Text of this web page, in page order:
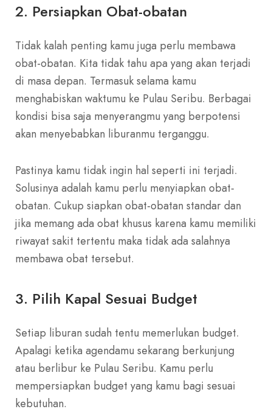
2. Persiapkan Obat-obatan
Tidak kalah penting kamu juga perlu membawa
obat-obatan. Kita tidak tahu apa yang akan terjadi
di masa depan. Termasuk selama kamu
menghabiskan waktumu ke Pulau Seribu. Berbagai
kondisi bisa saja menyerangmu yang berpotensi
akan menyebabkan liburanmu terganggu.
Pastinya kamu tidak ingin hal seperti ini terjadi.
Solusinya adalah kamu perlu menyiapkan obat-
obatan. Cukup siapkan obat-obatan standar dan
jika memang ada obat khusus karena kamu memiliki
riwayat sakit tertentu maka tidak ada salahnya
membawa obat tersebut.
3. Pilih Kapal Sesuai Budget
Setiap liburan sudah tentu memerlukan budget.
Apalagi ketika agendamu sekarang berkunjung
atau berlibur ke Pulau Seribu. Kamu perlu
mempersiapkan budget yang kamu bagi sesuai
kebutuhan.